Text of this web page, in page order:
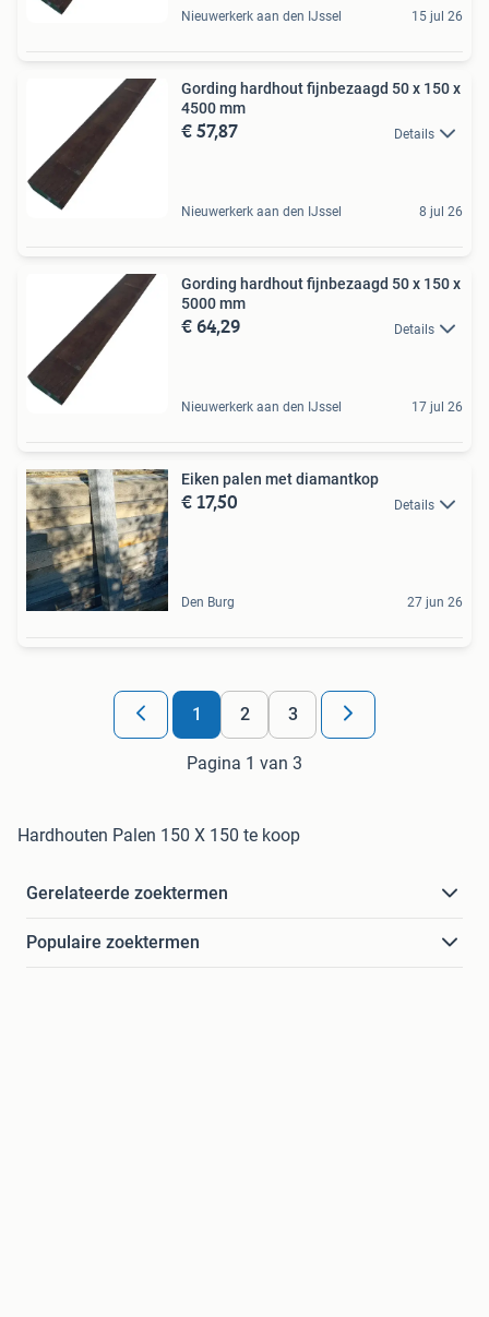
Nieuwerkerk aan den IJssel 15 jul 26
Gording hardhout fijnbezaagd 50 x 150 x
4500 mm
€ 57,87 Details
Nieuwerkerk aan den IJssel 8 jul 26
Gording hardhout fijnbezaagd 50 x 150 x
5000 mm
€ 64,29 Details
Nieuwerkerk aan den IJssel 17 jul 26
Eiken palen met diamantkop
€ 17,50 Details
Den Burg 27 jun 26
1 2 3
Pagina 1 van 3
Hardhouten Palen 150 X 150 te koop
Gerelateerde zoektermen
Populaire zoektermen